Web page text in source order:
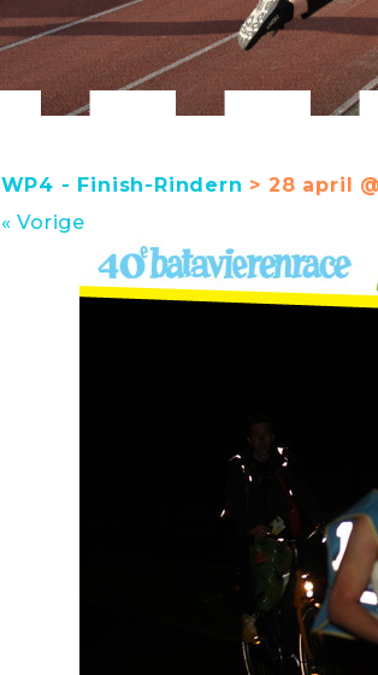
WP4 - Finish-Rindern > 28 april
« Vorige